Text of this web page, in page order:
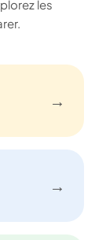
les
→
→